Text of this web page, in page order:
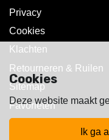
Privacy
Cookies
Klachten
Retourneren & Ruilen
Sitemap
Favorieten
Cookies
Deze website maakt
ik ga